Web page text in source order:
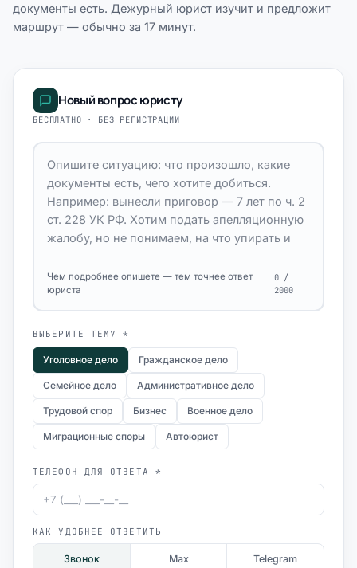
документы есть. Дежурный юрист изучит и предложит
маршрут — обычно за 17 минут.
Новый вопрос юристу
БЕСПЛАТНО · БЕЗ РЕГИСТРАЦИИ
Чем подробнее опишете — тем точнее ответ
юриста
0 /
2000
ВЫБЕРИТЕ ТЕМУ *
Уголовное дело Гражданское дело
Семейное дело Административное дело
Трудовой спор Бизнес Военное дело
Миграционные споры Автоюрист
ТЕЛЕФОН ДЛЯ ОТВЕТА *
КАК УДОБНЕЕ ОТВЕТИТЬ
Звонок Max Telegram